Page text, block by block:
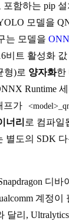
함하는 pip
모델을
는 모델을
비트 활성화
형)로 양자화한
Runtime
프가
너리 로 컴파일
별도의 SDK
디
계정
달리,